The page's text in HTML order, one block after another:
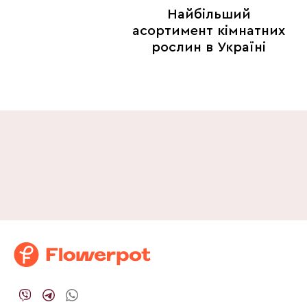
Найбільший
асортимент кімнатних
рослин в Україні